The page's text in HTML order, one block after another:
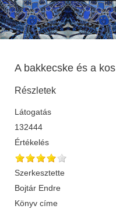
A bakkecske és a kos
Részletek
Látogatás
132444
Értékelés
Szerkesztette
Bojtár Endre
Könyv címe